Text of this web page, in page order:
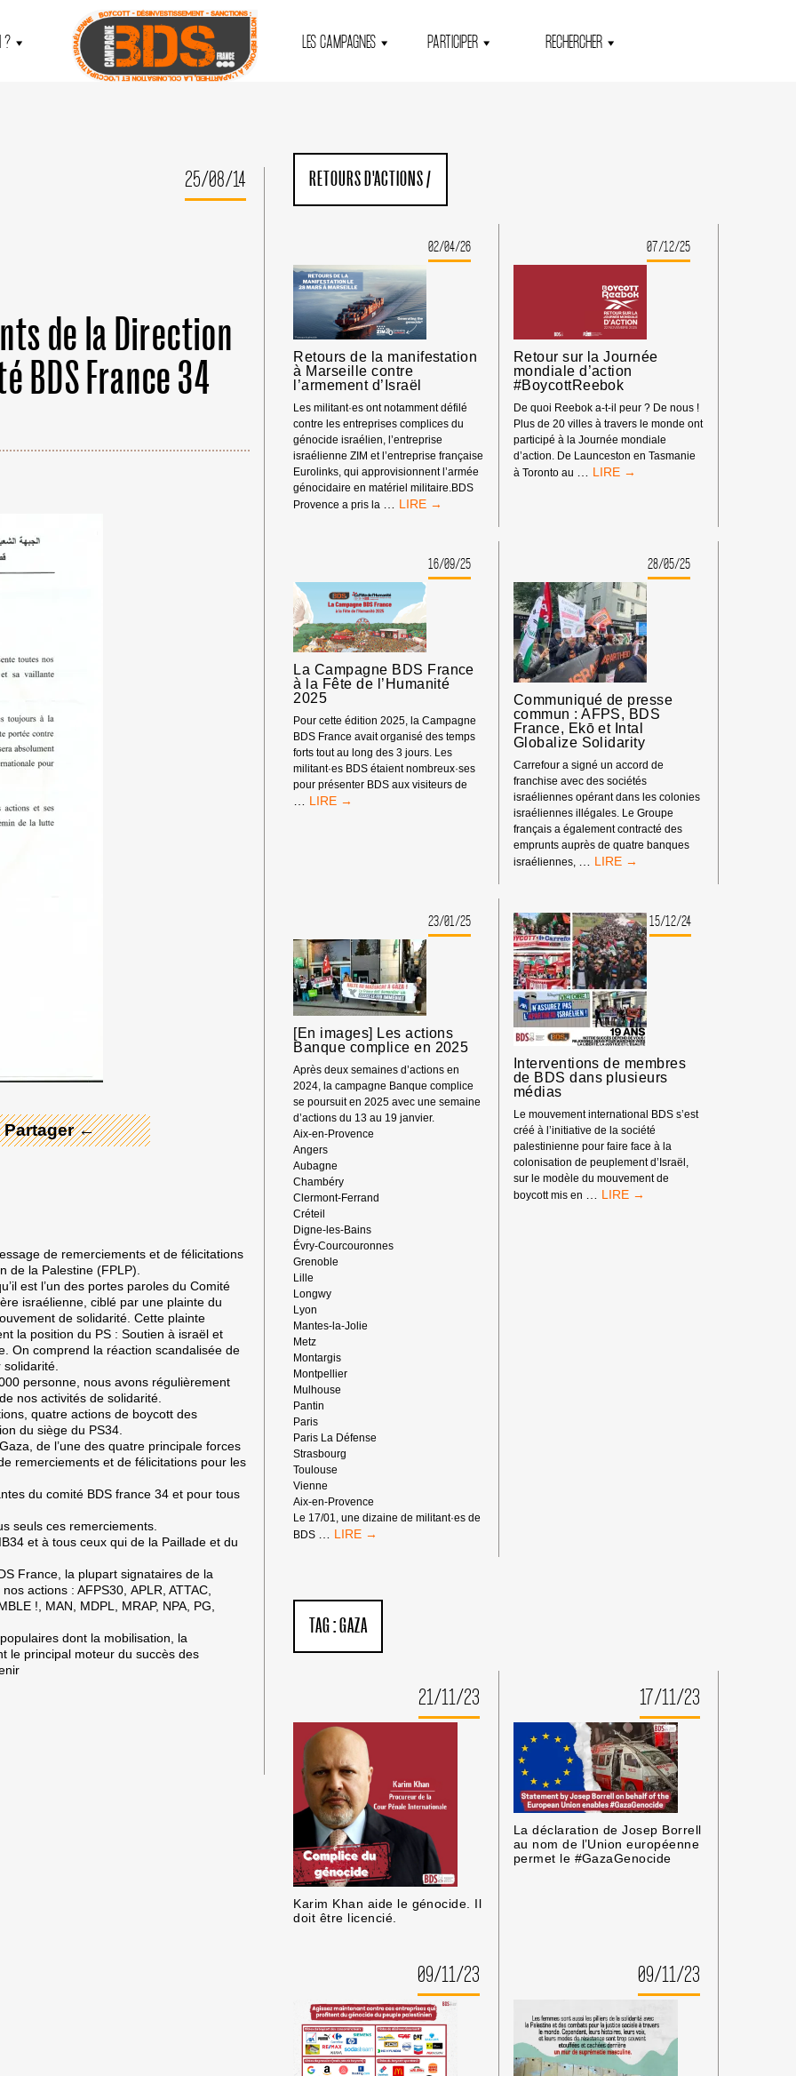
? LES CAMPAGNES PARTICIPER RECHERCHER
25/08/14
de la Direction
BDS France 34
←
de remerciements et de félicitations
de la Palestine (FPLP).
est l’un des portes paroles du Comité
israélienne, ciblé par une plainte du
de solidarité. Cette plainte
la position du PS : Soutien à israël et
On comprend la réaction scandalisée de
personne, nous avons régulièrement
nos activités de solidarité.
quatre actions de boycott des
du siège du PS34.
de l’une des quatre principale forces
remerciements et de félicitations pour les
du comité BDS france 34 et pour tous
seuls ces remerciements.
et à tous ceux qui de la Paillade et du
France, la plupart signataires de la
actions : AFPS30, APLR, ATTAC,
!, MAN, MDPL, MRAP, NPA, PG,
dont la mobilisation, la
le principal moteur du succès des
RETOURS D'ACTIONS/
02/04/26
Retours de la manifestation
à Marseille contre
l’armement d’Israël
Les militant·es ont notamment défilé
contre les entreprises complices du
génocide israélien, l’entreprise
israélienne ZIM et l’entreprise française
Eurolinks, qui approvisionnent l’armée
génocidaire en matériel militaire.BDS
Provence a pris la
RETOURS
MARSEILLE
CONTRE
L’ARMEMENT
D’ISRAËL
07/12/25
Retour sur la Journée
mondiale d’action
#BoycottReebok
De quoi Reebok a-t-il peur ? De nous !
Plus de 20 villes à travers le monde ont
participé à la Journée mondiale
d’action. De Launceston en Tasmanie
à Toronto au
RETOUR
#BOYCOTTREEBOK
16/09/25
La Campagne BDS France
à la Fête de l’Humanité
2025
Pour cette édition 2025, la Campagne
BDS France avait organisé des temps
forts tout au long des 3 jours. Les
militant·es BDS étaient nombreux·ses
pour présenter BDS aux visiteurs de
LA
2025
28/05/25
Communiqué de presse
commun : AFPS, BDS
France, Ekō et Intal
Globalize Solidarity
Carrefour a signé un accord de
franchise avec des sociétés
israéliennes opérant dans les colonies
israéliennes illégales. Le Groupe
français a également contracté des
emprunts auprès de quatre banques
israéliennes,
COMMUNIQUÉ
:
AFPS,
BDS
FRANCE,
EKŌ
ET
INTAL
GLOBALIZE
23/01/25
[En images] Les actions
Banque complice en 2025
Après deux semaines d’actions en
2024, la campagne Banque complice
se poursuit en 2025 avec une semaine
d’actions du 13 au 19 janvier.
Aix-en-Provence
Angers
Aubagne
Chambéry
Clermont-Ferrand
Créteil
Digne-les-Bains
Évry-Courcouronnes
Grenoble
Lille
Longwy
Lyon
Mantes-la-Jolie
Metz
Montargis
Montpellier
Mulhouse
Pantin
Paris
Paris La Défense
Strasbourg
Toulouse
Vienne
Aix-en-Provence
Le 17/01, une dizaine de militant·es de
BDS
[EN
BANQUE
EN
15/12/24
Interventions de membres
de BDS dans plusieurs
médias
Le mouvement international BDS s’est
créé à l’initiative de la société
palestinienne pour faire face à la
colonisation de peuplement d’Israël,
sur le modèle du mouvement de
boycott mis en
INTERVENTIONS
TAG :GAZA
21/11/23
Karim Khan aide le génocide. Il
doit être licencié.
17/11/23
La déclaration de Josep Borrell
au nom de l’Union européenne
permet le #GazaGenocide
09/11/23 09/11/23